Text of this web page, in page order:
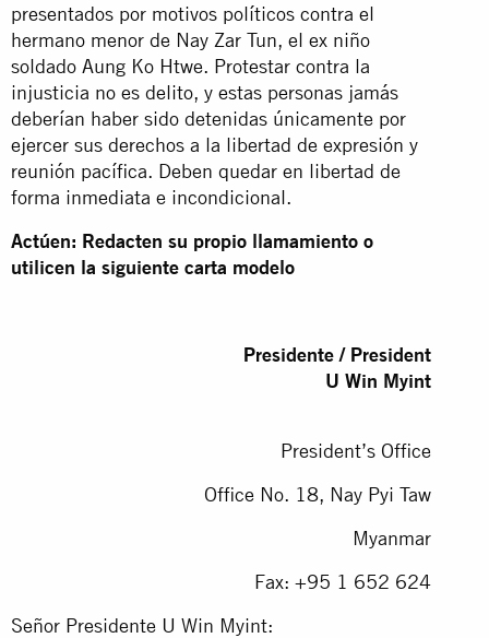
presentados por motivos políticos contra el
hermano menor de Nay Zar Tun, el ex niño
soldado Aung Ko Htwe. Protestar contra la
injusticia no es delito, y estas personas jamás
deberían haber sido detenidas únicamente por
ejercer sus derechos a la libertad de expresión y
reunión pacífica. Deben quedar en libertad de
forma inmediata e incondicional.
Actúen: Redacten su propio llamamiento o
utilicen la siguiente carta modelo
Presidente / President
U Win Myint
President’s Office
Office No. 18, Nay Pyi Taw
Myanmar
Fax: +95 1 652 624
Señor Presidente U Win Myint: